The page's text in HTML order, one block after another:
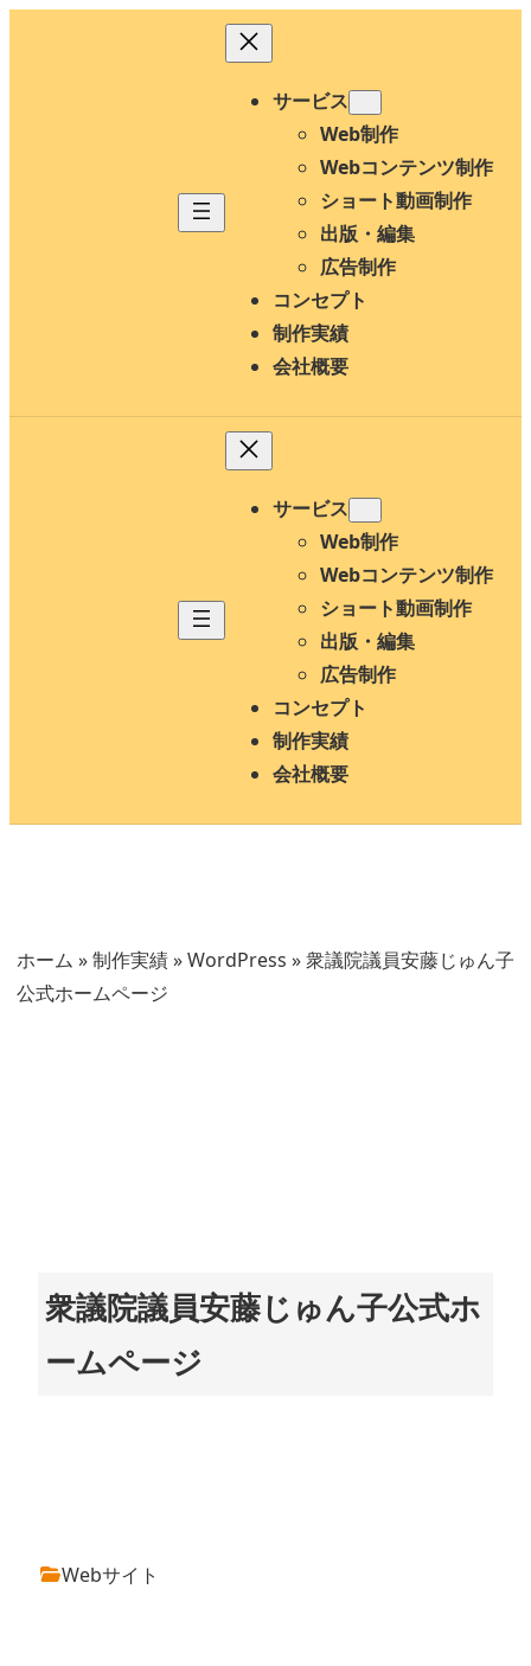
サービス
Web制作
Webコンテンツ制作
ショート動画制作
出版・編集
広告制作
コンセプト
制作実績
会社概要
サービス
Web制作
Webコンテンツ制作
ショート動画制作
出版・編集
広告制作
コンセプト
制作実績
会社概要
ホーム »制作実績»WordPress »衆議院議員安藤じゅん子
公式ホームページ
衆議院議員安藤じゅん子公式ホ
ームページ
Webサイト